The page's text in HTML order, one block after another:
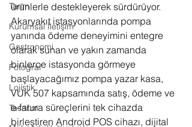
Tarım
Kurumsal İletişim
Gastronomi
Fotoğraf
Lojistik
Tasarım
ürünlerle destekleyerek sürdürüyor.
Akaryakıt istasyonlarında pompa
yanında ödeme deneyimini entegre
olarak sunan ve yakın zamanda
binlerce istasyonda görmeye
başlayacağımız pompa yazar kasa,
VUK 507 kapsamında satış, ödeme ve
e-fatura süreçlerini tek cihazda
birleştiren Android POS cihazı, dijital